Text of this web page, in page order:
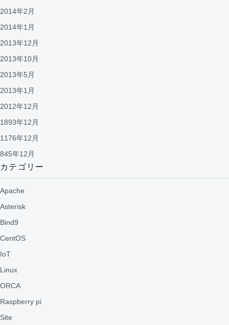
2014年2月
2014年1月
2013年12月
2013年10月
2013年5月
2013年1月
2012年12月
1893年12月
1176年12月
845年12月
カテゴリー
Apache
Asterisk
Bind9
CentOS
IoT
Linux
ORCA
Raspberry pi
Site